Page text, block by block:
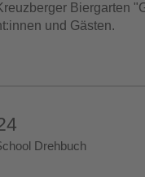
Biergarten
und Gästen.
Drehbuch